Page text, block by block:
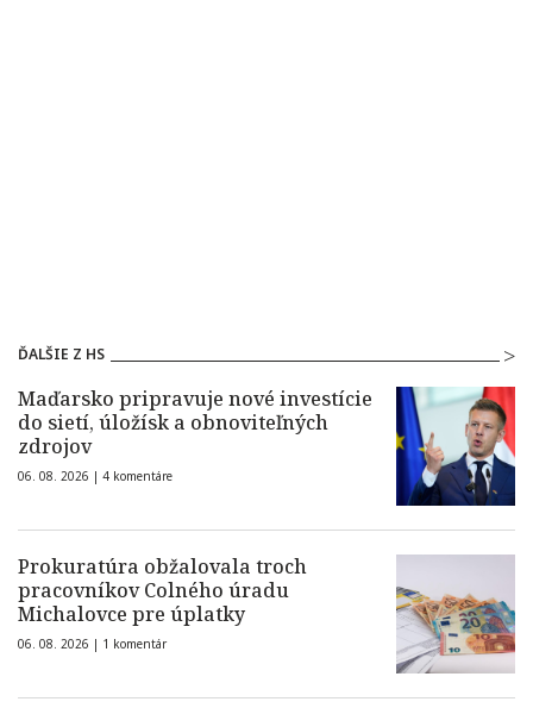
ĎALŠIE Z HS
Maďarsko pripravuje nové investície
do sietí, úložísk a obnoviteľných
zdrojov
06. 08. 2026 | 4 komentáre
Prokuratúra obžalovala troch
pracovníkov Colného úradu
Michalovce pre úplatky
06. 08. 2026 | 1 komentár